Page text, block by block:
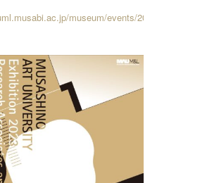
museum/events/20678/